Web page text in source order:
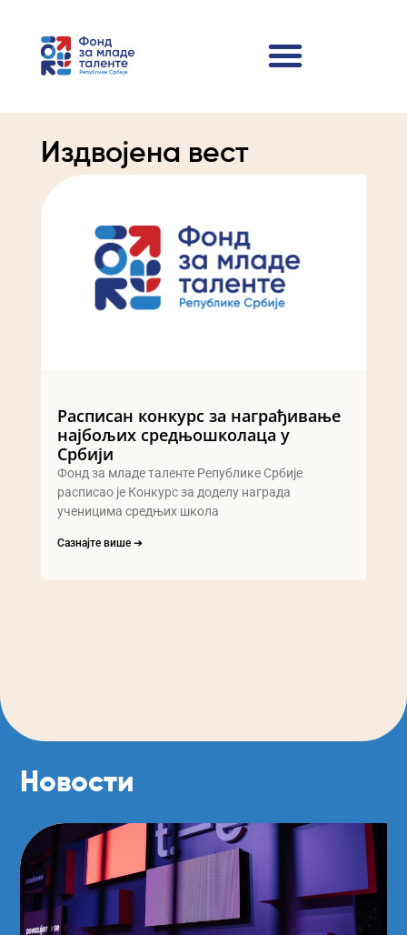
Издвојена вест
Расписан конкурс за награђивање
најбољих средњошколаца у
Србији
Фонд за младе таленте Републике Србије
расписао је Конкурс за доделу награда
ученицима средњих школа
Сазнајте више ➔
Новости